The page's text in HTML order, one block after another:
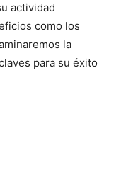
actividad
como los
la
para su éxito